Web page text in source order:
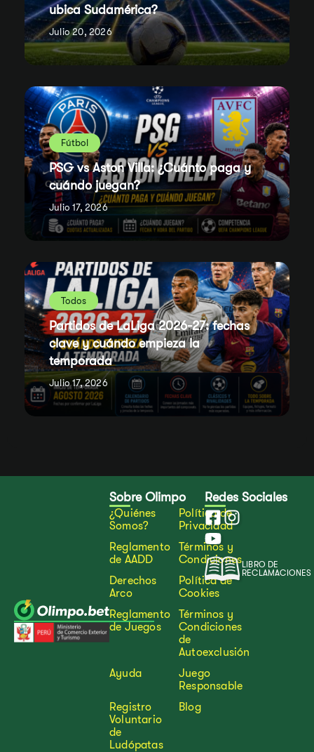
ubica Sudamérica?
Julio 20, 2026
Fútbol
PSG vs Aston Villa: ¿Cuánto paga y
cuándo juegan?
Julio 17, 2026
Todos
Partidos de LaLiga 2026-27: fechas
clave y cuándo empieza la
temporada
Julio 17, 2026
Sobre Olimpo
¿Quiénes
Somos?
Política de
Privacidad
Reglamento
de AADD
Términos y
Condiciones
Derechos
Arco
Política de
Cookies
Reglamento
de Juegos
Términos y
Condiciones
de
Autoexclusión
Ayuda
Juego
Responsable
Registro
Voluntario
de
Ludópatas
Blog
Redes Sociales
LIBRO DE
RECLAMACIONES